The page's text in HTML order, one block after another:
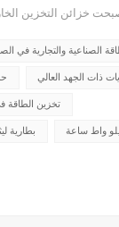
أصبحت خزائن التخزين
وسهلة
الصناعية والتجارية في
ذات الجهد العالي
تخزين الطاقة
بطارية ليثيوم 100